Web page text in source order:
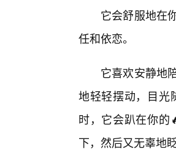
它会舒服地在
任和依恋。
它喜欢安静地
地轻轻摆动，目光
时，它会趴在你的
下，然后又无辜地